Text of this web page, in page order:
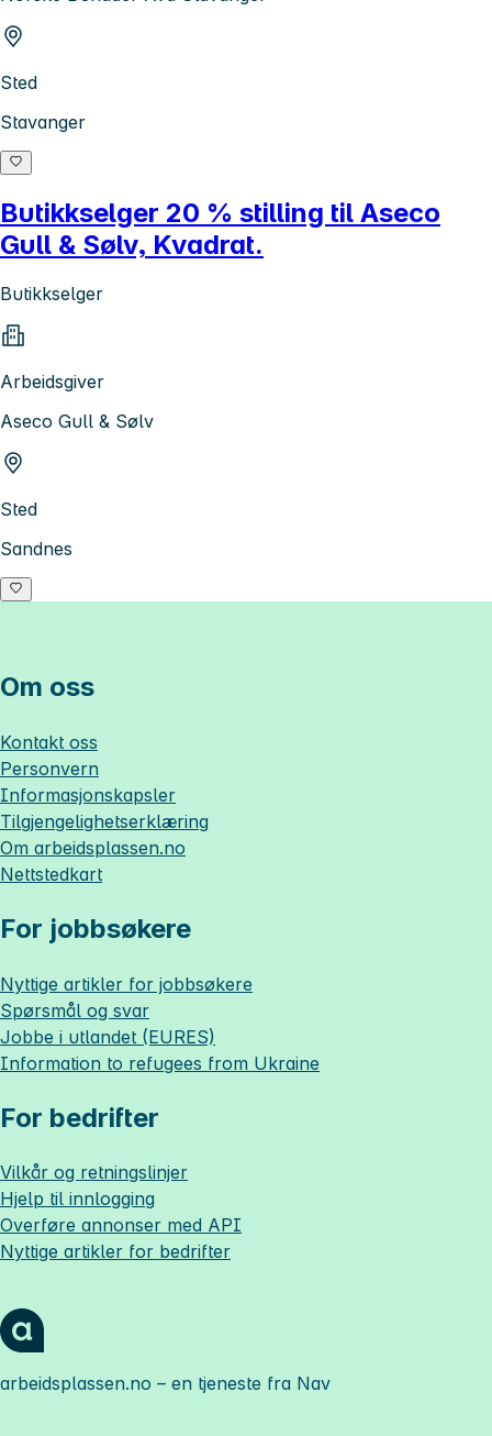
Sted
Stavanger
Butikkselger 20 % stilling til Aseco
Gull & Sølv, Kvadrat.
Butikkselger
Arbeidsgiver
Aseco Gull & Sølv
Sted
Sandnes
Om oss
Kontakt oss
Personvern
Informasjonskapsler
Tilgjengelighetserklæring
Om arbeidsplassen.no
Nettstedkart
For jobbsøkere
Nyttige artikler for jobbsøkere
Spørsmål og svar
Jobbe i utlandet (EURES)
Information to refugees from Ukraine
For bedrifter
Vilkår og retningslinjer
Hjelp til innlogging
Overføre annonser med API
Nyttige artikler for bedrifter
arbeidsplassen.no – en tjeneste fra Nav